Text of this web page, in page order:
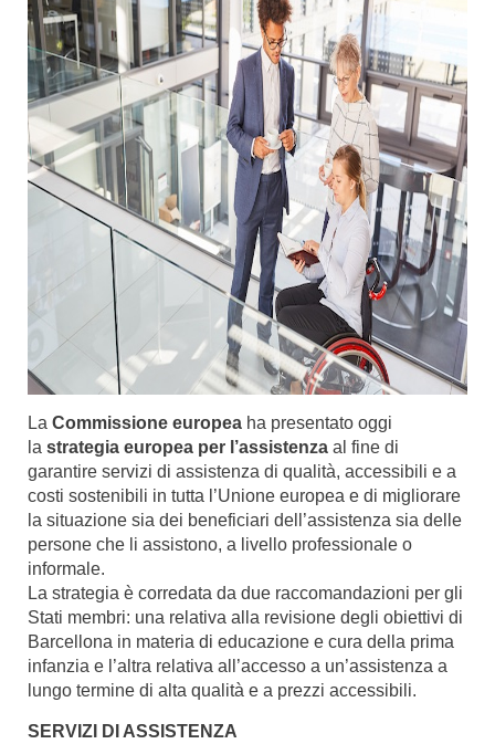
La Commissione europea ha presentato oggi
la strategia europea per l’assistenza al fine di
garantire servizi di assistenza di qualità, accessibili e a
costi sostenibili in tutta l’Unione europea e di migliorare
la situazione sia dei beneficiari dell’assistenza sia delle
persone che li assistono, a livello professionale o
informale.
La strategia è corredata da due raccomandazioni per gli
Stati membri: una relativa alla revisione degli obiettivi di
Barcellona in materia di educazione e cura della prima
infanzia e l’altra relativa all’accesso a un’assistenza a
lungo termine di alta qualità e a prezzi accessibili.
SERVIZI DI ASSISTENZA